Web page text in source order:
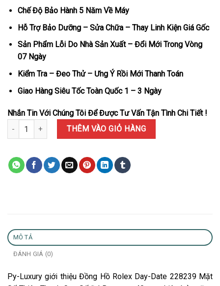
Chế Độ Bảo Hành 5 Năm Về Máy
Hỗ Trợ Bảo Dưỡng – Sửa Chữa – Thay Linh Kiện Giá Gốc
Sản Phẩm Lỗi Do Nhà Sản Xuất – Đổi Mới Trong Vòng
07 Ngày
Kiểm Tra – Đeo Thử – Ưng Ý Rồi Mới Thanh Toán
Giao Hàng Siêu Tốc Toàn Quốc 1 – 3 Ngày
Nhắn Tin Với Chúng Tôi Để Được Tư Vấn Tận Tình Chi Tiết !
Đồng Hồ Rolex Day-Date 228239 Mặt Số Thiên Thạch Cọc Số Đá
THÊM VÀO GIỎ HÀNG
MÔ TẢ
ĐÁNH GIÁ (0)
Py-Luxury giới thiệu Đồng Hồ Rolex Day-Date 228239 Mặt